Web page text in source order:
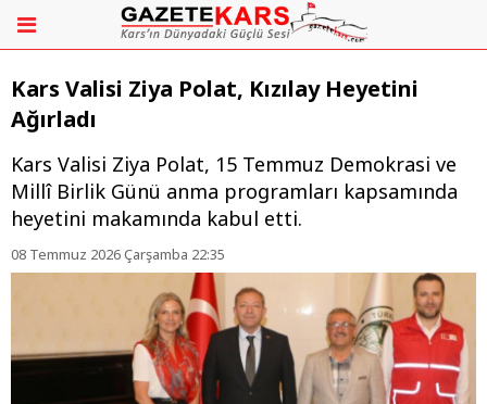
Kars Valisi Ziya Polat, Kızılay Heyetini
Ağırladı
Kars Valisi Ziya Polat, 15 Temmuz Demokrasi ve
Millî Birlik Günü anma programları kapsamında
heyetini makamında kabul etti.
08 Temmuz 2026 Çarşamba 22:35